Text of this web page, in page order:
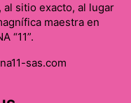
sitio exacto, al lugar
maestra en
“11”.
sas.com